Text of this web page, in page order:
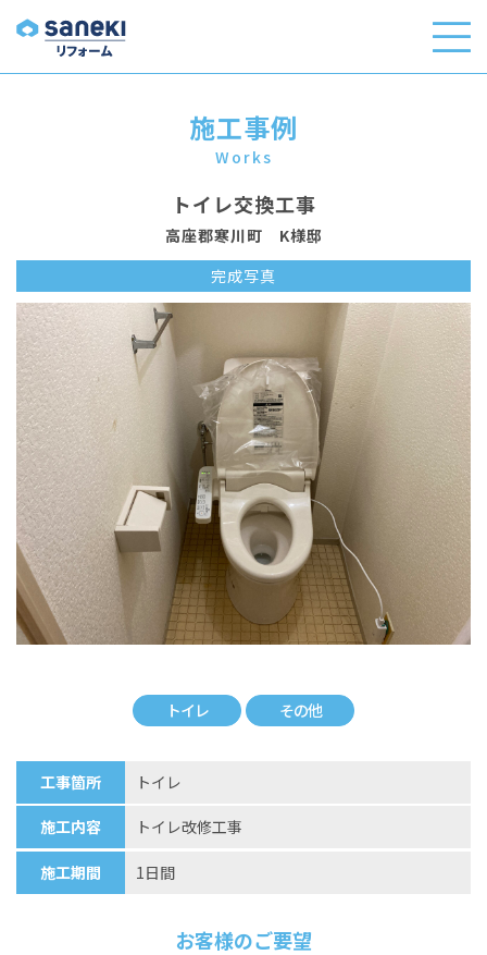
施工事例
Works
トイレ交換工事
高座郡寒川町 K様邸
完成写真
トイレ その他
工事箇所 トイレ
施工内容 トイレ改修工事
施工期間 1日間
お客様のご要望